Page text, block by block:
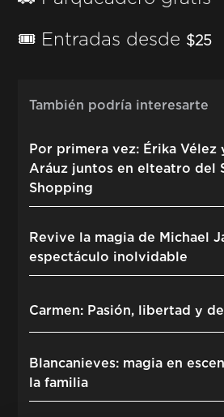
🎟️ Entradas desde $25
También podría interesarte
Por primera vez: Érika Vélez
Aráuz juntos en elteatro del
Shopping
Revive la magia de Michael
espectáculo inolvidable
Carmen: Pasión, libertad y
Blancanieves: magia en
la familia